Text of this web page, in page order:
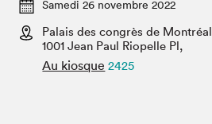
Espace enseignant·e·s
Espace médias
Samedi 26 novembre 2022
Palais des congrès de Montréal
1001 Jean Paul Riopelle Pl,
Au kiosque 2425